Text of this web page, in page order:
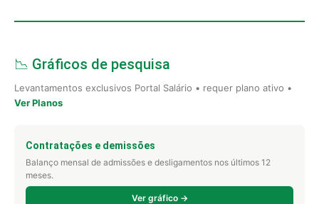
📉 Gráficos de pesquisa
Levantamentos exclusivos Portal Salário • requer plano ativo •
Ver Planos
Contratações e demissões
Balanço mensal de admissões e desligamentos nos últimos 12
meses.
Ver gráfico →